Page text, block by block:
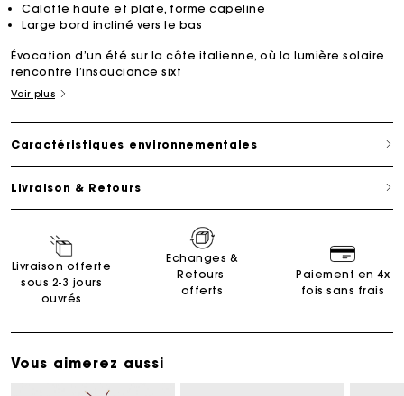
Calotte haute et plate, forme capeline
Large bord incliné vers le bas
Évocation d’un été sur la côte italienne, où la lumière solaire
rencontre l’insouciance sixt
Voir plus
Caractéristiques environnementales
Livraison & Retours
Livraison offerte
sous 2-3 jours
ouvrés
Echanges &
Retours
offerts
Paiement en 4x
fois sans frais
Vous aimerez aussi